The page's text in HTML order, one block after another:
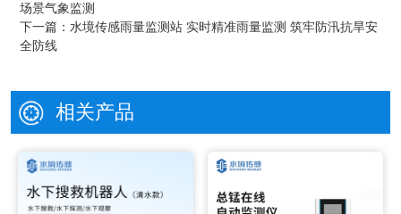
场景气象监测
下一篇： 水境传感雨量监测站 实时精准雨量监测 筑牢防汛抗旱安
全防线
相关产品